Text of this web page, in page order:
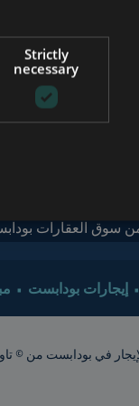
District Fits Which
How to Plan
When
Real Estate is
سوق العقارات
إيجارات بودابست
© تاور إنترناشيونال 2015. جميع الحقوق محفوظة. أشعار الشقق تقريبية. ينبغي
FRENCH
SPANISH
Strictly
necessary